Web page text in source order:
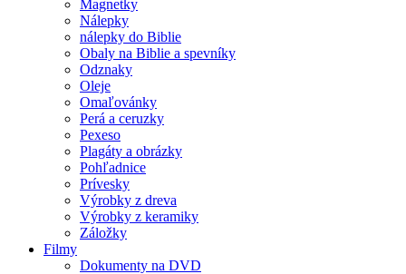
Magnetky
Nálepky
nálepky do Biblie
Obaly na Biblie a spevníky
Odznaky
Oleje
Omaľovánky
Perá a ceruzky
Pexeso
Plagáty a obrázky
Pohľadnice
Prívesky
Výrobky z dreva
Výrobky z keramiky
Záložky
Filmy
Dokumenty na DVD